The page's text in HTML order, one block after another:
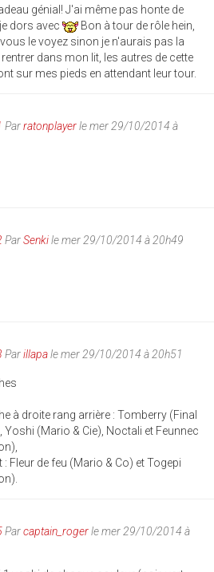
génial! J'ai même pas honte de
dors avec
Bon à tour de rôle hein,
le voyez sinon je n'aurais pas la
rentrer dans mon lit, les autres de cette
sur mes pieds en attendant leur tour.
Parratonplayerle mer 29/10/2014 à
ParSenkile mer 29/10/2014 à 20h49
Parillapale mer 29/10/2014 à 20h51
à droite rang arrière : Tomberry (Final
Yoshi (Mario & Cie), Noctali et Feunnec
: Fleur de feu (Mario & Co) et Togepi
Parcaptain_rogerle mer 29/10/2014 à